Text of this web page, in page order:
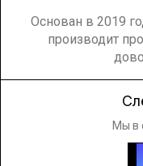
Основан в 2019
производит
Мы в